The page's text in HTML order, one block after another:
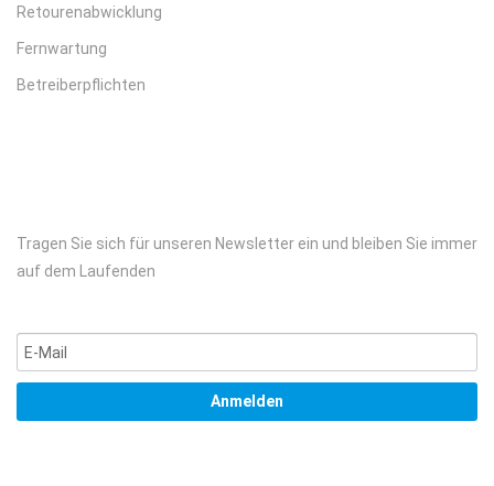
Retourenabwicklung
Fernwartung
Betreiberpflichten
Tragen Sie sich für unseren Newsletter ein und bleiben Sie immer
auf dem Laufenden
Anmelden